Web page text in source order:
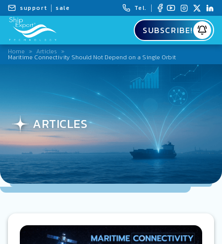
support sale Tel.
SUBSCRIBE!
Home » Articles »
Maritime Connectivity Should Not Depend on a Single Orbit
ARTICLES